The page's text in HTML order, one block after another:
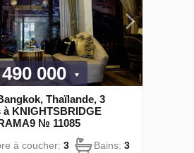
000
Thaïlande, 3
KNIGHTSBRIDGE
№ 11085
à coucher: 3 Bains: 3